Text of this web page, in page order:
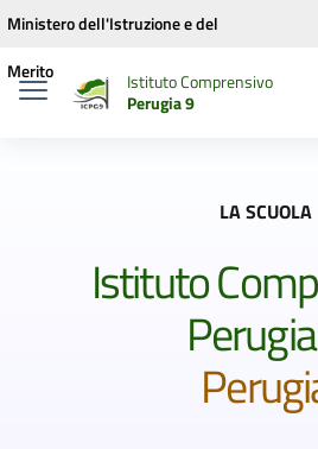
Vai ai contenuti
Vai al menu di navigazione
Vai al footer
Ministero dell'Istruzione e del
Merito
Istituto Comprensivo
Perugia 9
LA SCUOLA
Istituto